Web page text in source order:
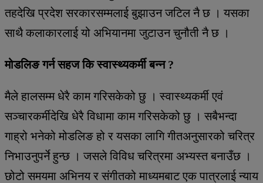
तहदेखि प्रदेश सरकारसम्मलाई बुझाउन जटिल नै छ । यसका
साथै कलाकारलाई यो अभियानमा जुटाउन चुनौती नै छ ।
मोडलिङ गर्न सहज किस्वास्थ्यकर्मी बन्न ?
मैले हालसम्म धेरै काम गरिसकेको छु । स्वास्थ्यकर्मी एवं
सञ्चारकर्मीदेखि धेरै विधामा काम गरिसकेको छु । सबैभन्दा
गाह्रो भनेको मोडलिङ हो र यसका लागि गीतअनुसारको चरित्र
निभाउनुपर्ने हुन्छ । जसले विविध चरित्रमा अभ्यस्त बनाउँछ ।
छोटो समयमा अभिनय र संगीतको माध्यमबाट एक पात्रलाई न्याय